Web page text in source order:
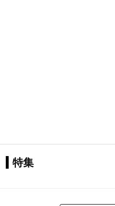
特集